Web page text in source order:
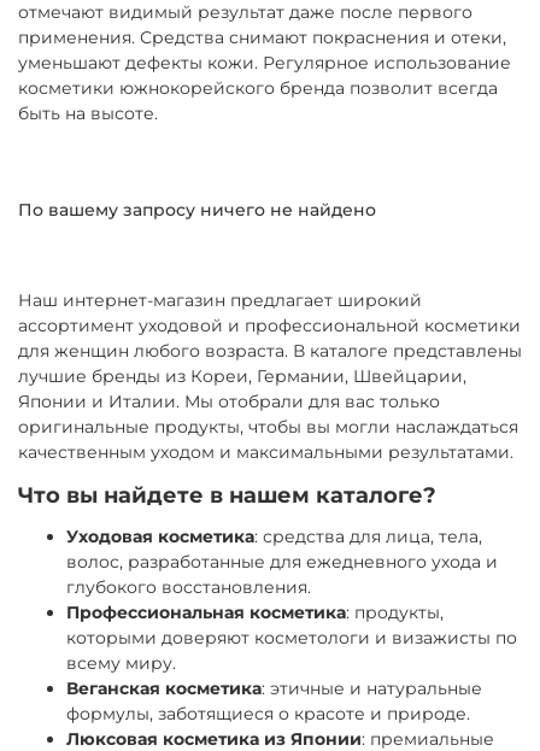
отмечают видимый результат даже после первого
применения. Средства снимают покраснения и отеки,
уменьшают дефекты кожи. Регулярное использование
косметики южнокорейского бренда позволит всегда
быть на высоте.
По вашему запросу ничего не найдено
Наш интернет-магазин предлагает широкий
ассортимент уходовой и профессиональной косметики
для женщин любого возраста. В каталоге представлены
лучшие бренды из Кореи, Германии, Швейцарии,
Японии и Италии. Мы отобрали для вас только
оригинальные продукты, чтобы вы могли наслаждаться
качественным уходом и максимальными результатами.
Что вы найдете в нашем каталоге?
Уходовая косметика: средства для лица, тела,
волос, разработанные для ежедневного ухода и
глубокого восстановления.
Профессиональная косметика: продукты,
которыми доверяют косметологи и визажисты по
всему миру.
Веганская косметика: этичные и натуральные
формулы, заботящиеся о красоте и природе.
Люксовая косметика из Японии: премиальные